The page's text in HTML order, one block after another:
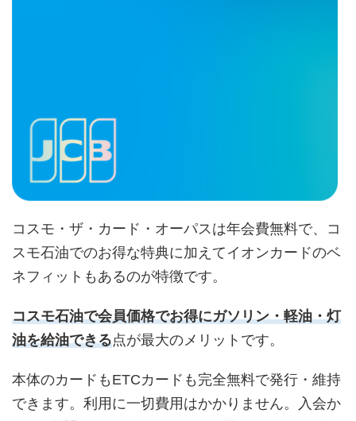
コスモ・ザ・カード・オーパスは年会費無料で、コ
スモ石油でのお得な特典に加えてイオンカードのベ
ネフィットもあるのが特徴です。
コスモ石油で会員価格でお得にガソリン・軽油・灯
油を給油できる点が最大のメリットです。
本体のカードもETCカードも完全無料で発行・維持
できます。利用に一切費用はかかりません。入会か